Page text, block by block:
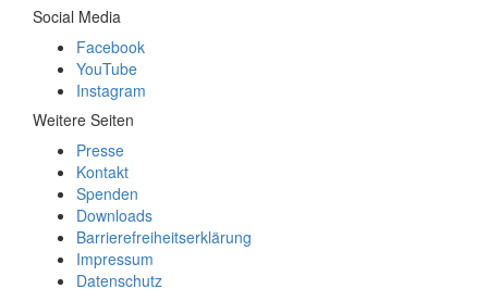
Social Media
Facebook
YouTube
Instagram
Weitere Seiten
Presse
Kontakt
Spenden
Downloads
Barrierefreiheitserklärung
Impressum
Datenschutz